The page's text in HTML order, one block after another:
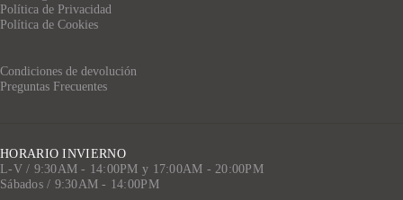
Política de Privacidad
Política de Cookies
Condiciones de devolución
Preguntas Frecuentes
HORARIO INVIERNO
L-V / 9:30AM - 14:00PM y 17:00AM - 20:00PM
Sábados / 9:30AM - 14:00PM